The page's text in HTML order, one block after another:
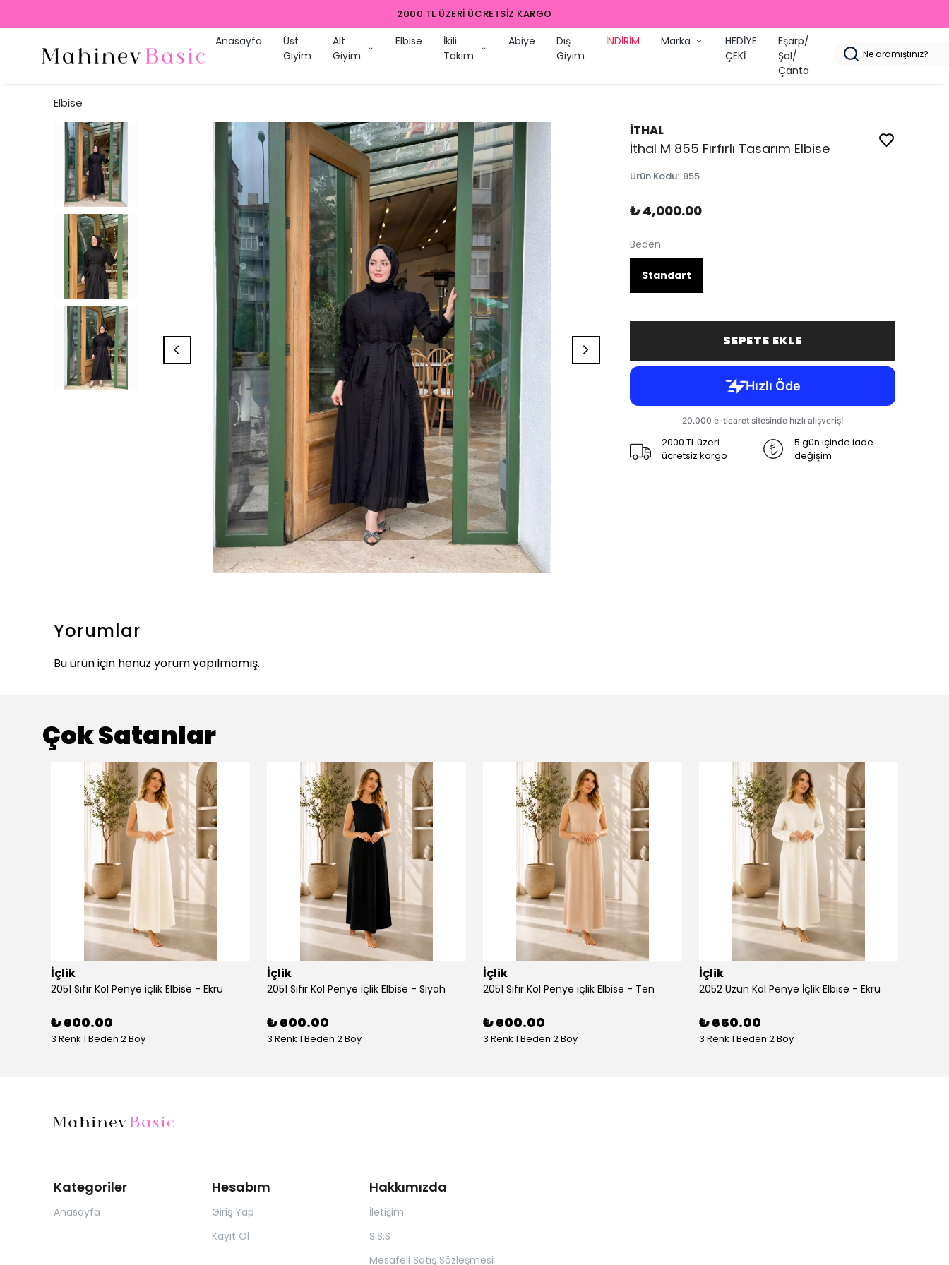
2000 TL ÜZERI ÜCRETSIZ KARGO
Anasayfa
Üst
Giyim
Alt
Giyim
Elbise
İkili
Takım
Abiye
Dış
Giyim
İNDİRİM Marka
HEDİYE
ÇEKİ
Eşarp/
Şal/
Çanta
Elbise
İTHAL
İthal M 855 Fırfırlı Tasarım Elbise
Ürün Kodu: 855
₺ 4,000.00
Beden
Standart
SEPETE EKLE
2000 TL üzeri
ücretsiz kargo
5 gün içinde iade
değişim
Yorumlar
Bu ürün için henüz yorum yapılmamış.
Çok Satanlar
İçlik
2051 Sıfır Kol Penye içlik Elbise - Ekru
₺ 600.00
3 Renk 1 Beden 2 Boy
İçlik
2051 Sıfır Kol Penye içlik Elbise - Siyah
₺ 600.00
3 Renk 1 Beden 2 Boy
İçlik
2051 Sıfır Kol Penye içlik Elbise - Ten
₺ 600.00
3 Renk 1 Beden 2 Boy
İçlik
2052 Uzun Kol Penye İçlik Elbise - Ekru
₺ 650.00
3 Renk 1 Beden 2 Boy
Kategoriler
Anasayfa
Hesabım
Giriş Yap
Kayıt Ol
Hakkımızda
İletişim
S.S.S
Mesafeli Satış Sözleşmesi